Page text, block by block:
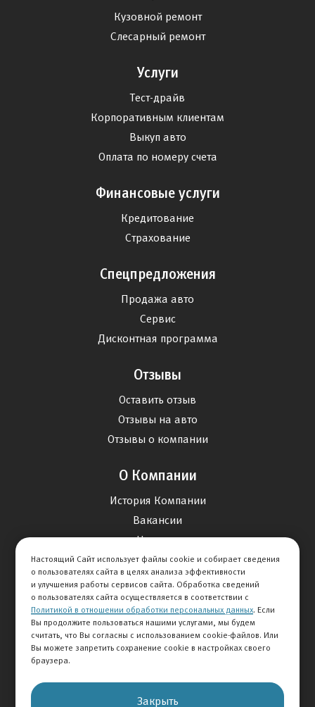
Кузовной ремонт
Слесарный ремонт
Услуги
Тест-драйв
Корпоративным клиентам
Выкуп авто
Оплата по номеру счета
Финансовые услуги
Кредитование
Страхование
Спецпредложения
Продажа авто
Сервис
Дисконтная программа
Отзывы
Оставить отзыв
Отзывы на авто
Отзывы о компании
О Компании
История Компании
Вакансии
Новости
Карта сайта
Контакты
+7 495 292-60-60
Настоящий Сайт использует файлы cookie и собирает сведения
о пользователях сайта в целях анализа эффективности
и улучшения работы сервисов сайта. Обработка сведений
о пользователях сайта осуществляется в соответствии с
Политикой в отношении обработки персональных данных. Если
Вы продолжите пользоваться нашими услугами, мы будем
считать, что Вы согласны с использованием cookie-файлов. Или
Вы можете запретить сохранение cookie в настройках своего
браузера.
Закрыть